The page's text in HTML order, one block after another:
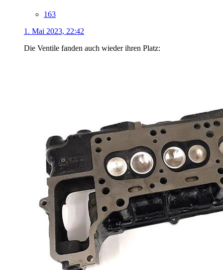
163
1. Mai 2023, 22:42
Die Ventile fanden auch wieder ihren Platz: